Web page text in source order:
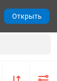
Открыть